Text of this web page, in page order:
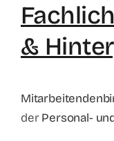
&
derPersonal-